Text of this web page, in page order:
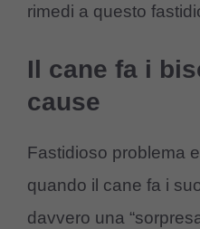
rimedi a questo
Il cane fa i
cause
Fastidioso problema
quando il cane fa i
davvero una